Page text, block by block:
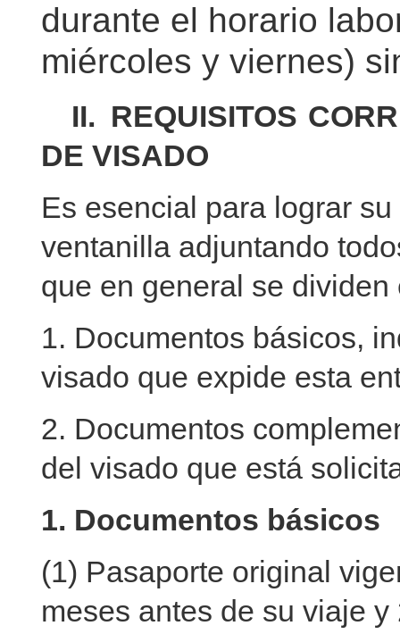
durante el horario
miércoles y viernes)
II. REQUISITOS
DE VISADO
Es esencial para lograr
ventanilla adjuntando
que en general se
1. Documentos básicos,
visado que expide esta
2. Documentos
del visado que está
1. Documentos básicos
(1) Pasaporte original
meses antes de su viaje